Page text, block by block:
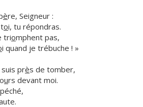
ère, Seigneur :
oi, tu répondras.
triomphent pas,
i quand je trébuche ! »
près de tomber,
urs devant moi.